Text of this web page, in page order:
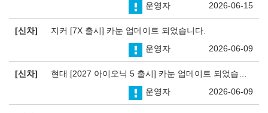
2026-06-15
운영자
신차
지커 [7X 출시] 카눈 업데이트 되었습니다.
2026-06-09
운영자
신차
2026-06-09
운영자